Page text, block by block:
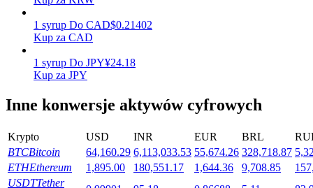
Elastyczne stawianie zakładów, aby zarabiać na popularnych
1 syrup Do CAD$0.21402
Kup za CAD
1 syrup Do JPY¥24.18
Kup za JPY
Inne konwersje aktywów cyfrowych
Krypto USD INR EUR BRL
BTCBitcoin 64,160.29 6,113,033.53 55,674.26 328,718.87
ETHEthereum 1,895.00 180,551.17 1,644.36 9,708.85
USDTTether